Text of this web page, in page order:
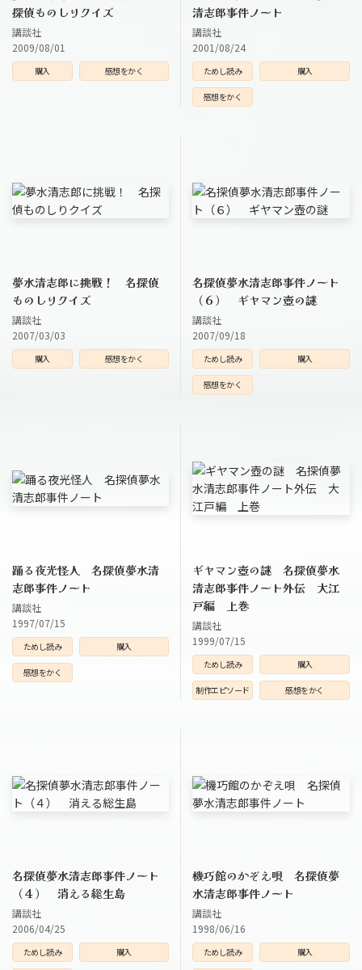
探偵ものしりクイズ
講談社
2009/08/01
購入 感想をかく
清志郎事件ノート
講談社
2001/08/24
ためし読み 購入
感想をかく
夢水清志郎に挑戦！ 名探偵
ものしりクイズ
講談社
2007/03/03
購入 感想をかく
名探偵夢水清志郎事件ノート
（６） ギヤマン壺の謎
講談社
2007/09/18
ためし読み 購入
感想をかく
踊る夜光怪人 名探偵夢水清
志郎事件ノート
講談社
1997/07/15
ためし読み 購入
感想をかく
ギヤマン壺の謎 名探偵夢水
清志郎事件ノート外伝 大江
戸編 上巻
講談社
1999/07/15
ためし読み 購入
制作エピソード 感想をかく
名探偵夢水清志郎事件ノート
（４） 消える総生島
講談社
2006/04/25
ためし読み 購入
機巧館のかぞえ唄 名探偵夢
水清志郎事件ノート
講談社
1998/06/16
ためし読み 購入